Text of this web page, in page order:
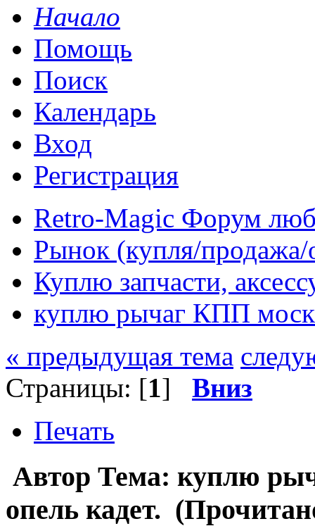
Начало
Помощь
Поиск
Календарь
Вход
Регистрация
Retro-Magic Форум
Рынок (купля/продажа/
Куплю запчасти,
куплю рычаг КПП
« предыдущая тема
Страницы: [1] Вниз
Печать
Автор Тема: куплю
опель кадет.